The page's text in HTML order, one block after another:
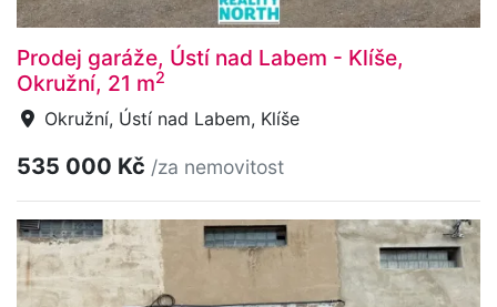
Prodej garáže, Ústí nad Labem - Klíše,
Okružní, 21 m2
Okružní, Ústí nad Labem, Klíše
535 000 Kč /za nemovitost